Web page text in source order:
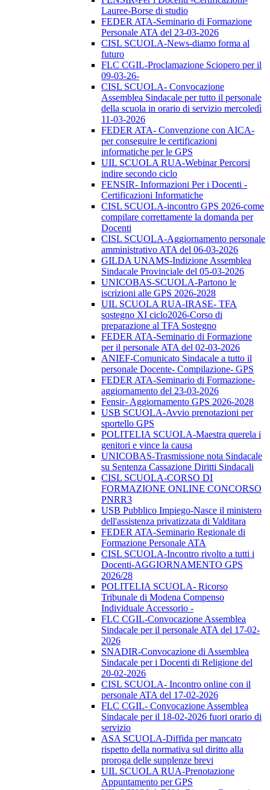
Lauree-Borse di studio
FEDER ATA-Seminario di Formazione
Personale ATA del 23-03-2026
CISL SCUOLA-News-diamo forma al
futuro
FLC CGIL-Proclamazione Sciopero per il
09-03-26-
CISL SCUOLA- Convocazione
Assemblea Sindacale per tutto il personale
della scuola in orario di servizio mercoledì
11-03-2026
FEDER ATA- Convenzione con AICA-
per conseguire le certificazioni
informatiche per le GPS
UIL SCUOLA RUA-Webinar Percorsi
indire secondo ciclo
FENSIR- Informazioni Per i Docenti -
Certificazioni Informatiche
CISL SCUOLA-incontro GPS 2026-come
compilare correttamente la domanda per
Docenti
CISL SCUOLA-Aggiornamento personale
amministrativo ATA del 06-03-2026
GILDA UNAMS-Indizione Assemblea
Sindacale Provinciale del 05-03-2026
UNICOBAS-SCUOLA-Partono le
iscrizioni alle GPS 2026-2028
UIL SCUOLA RUA-IRASE- TFA
sostegno XI ciclo2026-Corso di
preparazione al TFA Sostegno
FEDER ATA-Seminario di Formazione
per il personale ATA del 02-03-2026
ANIEF-Comunicato Sindacale a tutto il
personale Docente- Compilazione- GPS
FEDER ATA-Seminario di Formazione-
aggiornamento del 23-03-2026
Fensir- Aggiornamento GPS 2026-2028
USB SCUOLA-Avvio prenotazioni per
sportello GPS
POLITELIA SCUOLA-Maestra querela i
genitori e vince la causa
UNICOBAS-Trasmissione nota Sindacale
su Sentenza Cassazione Diritti Sindacali
CISL SCUOLA-CORSO DI
FORMAZIONE ONLINE CONCORSO
PNRR3
USB Pubblico Impiego-Nasce il ministero
dell'assistenza privatizzata di Valditara
FEDER ATA-Seminario Regionale di
Formazione Personale ATA
CISL SCUOLA-Incontro rivolto a tutti i
Docenti-AGGIORNAMENTO GPS
2026/28
POLITELIA SCUOLA- Ricorso
Tribunale di Modena Compenso
Individuale Accessorio -
FLC CGIL-Convocazione Assemblea
Sindacale per il personale ATA del 17-02-
2026
SNADIR-Convocazione di Assemblea
Sindacale per i Docenti di Religione del
20-02-2026
CISL SCUOLA- Incontro online con il
personale ATA del 17-02-2026
FLC CGIL- Convocazione Assemblea
Sindacale per il 18-02-2026 fuori orario di
servizio
ASA SCUOLA-Diffida per mancato
rispetto della normativa sul diritto alla
proroga delle supplenze brevi
UIL SCUOLA RUA-Prenotazione
Appuntamento per GPS